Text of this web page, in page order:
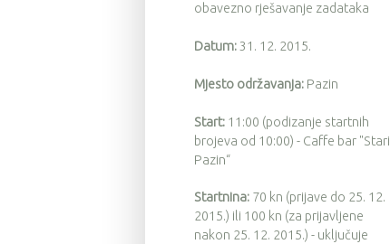
obavezno rješavanje zadataka
Datum: 31. 12. 2015.
Mjesto održavanja: Pazin
Start: 11:00 (podizanje startnih
brojeva od 10:00) - Caffe bar "Stari
Pazin“
Startnina: 70 kn (prijave do 25. 12.
2015.) ili 100 kn (za prijavljene
nakon 25. 12. 2015.) - uključuje